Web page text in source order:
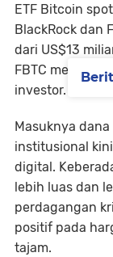
ETF Bitcoin
BlackRock dan
dari US$13
FBTC menjadi
investor.
Masuknya
institusional
digital.
lebih luas dan
perdagangan
positif pada
tajam.